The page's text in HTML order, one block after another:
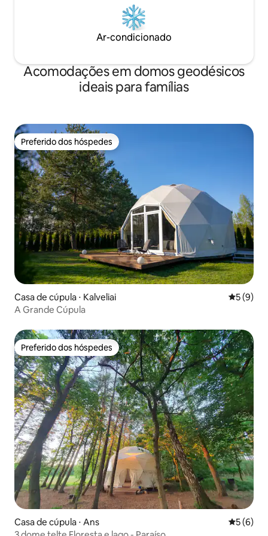
Ar-condicionado
Acomodações em domos geodésicos
ideais para famílias
Preferido dos hóspedes
Preferido dos hóspedes
Casa de cúpula ⋅ Kalveliai 5 de
5 (9)
A Grande Cúpula
Preferido dos hóspedes
Preferido dos hóspedes
Casa de cúpula ⋅ Ans 5 de
5 (6)